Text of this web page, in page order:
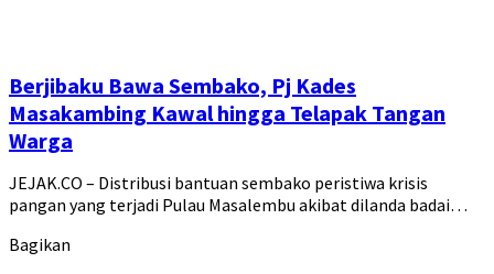
Berjibaku Bawa Sembako, Pj Kades
Masakambing Kawal hingga Telapak Tangan
Warga
JEJAK.CO – Distribusi bantuan sembako peristiwa krisis
pangan yang terjadi Pulau Masalembu akibat dilanda badai…
Bagikan